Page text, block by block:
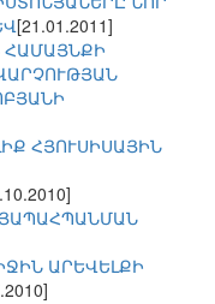
[21.01.2011]
ՀԱՄԱՅՆՔԻ
ՀՅՈՒՍԻՍԱՅԻՆ
ԱՐԵՎԵԼՔԻ